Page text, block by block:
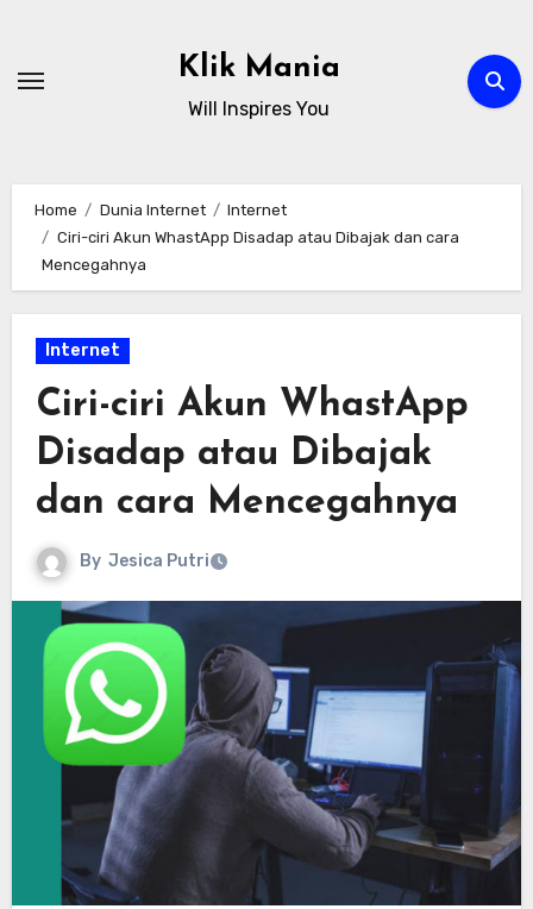
content
Klik Mania
Will Inspires You
Home Dunia Internet
Internet
Ciri-ciri Akun WhastApp Disadap atau Dibajak dan cara
Mencegahnya
Internet
Ciri-ciri Akun WhastApp
Disadap atau Dibajak
dan cara Mencegahnya
By Jesica Putri